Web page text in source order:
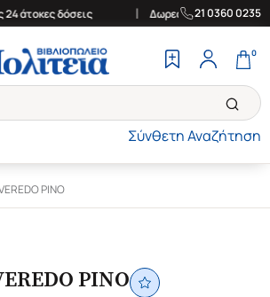
άτοκες δόσεις Δωρεάν Μεταφορικά
21 0360 0235
Σύνθετη Αναζήτηση
0
PINO
PINO